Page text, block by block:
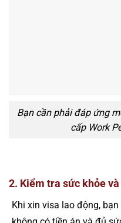
Bạn cần phải đáp ứng
cấp Work
2. Kiểm tra sức khỏe
Khi xin visa lao động,